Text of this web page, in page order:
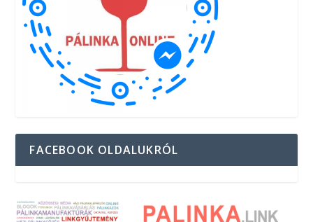
FACEBOOK OLDALUKRÓL